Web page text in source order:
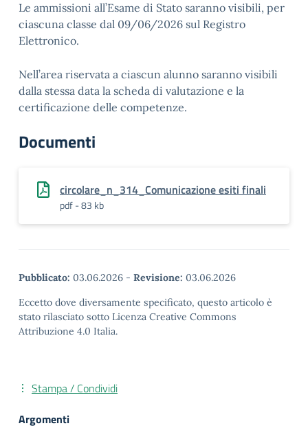
Le ammissioni all’Esame di Stato saranno visibili, per
ciascuna classe dal 09/06/2026 sul Registro
Elettronico.
Nell’area riservata a ciascun alunno saranno visibili
dalla stessa data la scheda di valutazione e la
certificazione delle competenze.
Documenti
circolare_n_314_Comunicazione esiti finali
pdf - 83 kb
Pubblicato: 03.06.2026 - Revisione: 03.06.2026
Eccetto dove diversamente specificato, questo articolo è
stato rilasciato sotto Licenza Creative Commons
Attribuzione 4.0 Italia.
Stampa / Condividi
Argomenti